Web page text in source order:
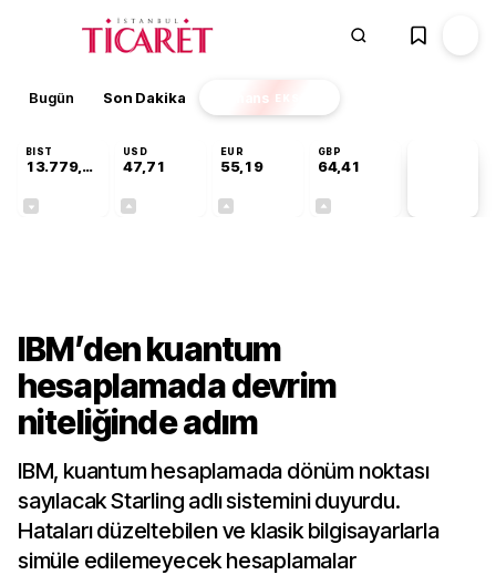
Bugün Son Dakika Finans EKSTRA
BIST
13.779,39
USD
47,71
EUR
55,19
GBP
64,41
IBM’den kuantum
hesaplamada devrim
niteliğinde adım
IBM, kuantum hesaplamada dönüm noktası
sayılacak Starling adlı sistemini duyurdu.
Hataları düzeltebilen ve klasik bilgisayarlarla
simüle edilemeyecek hesaplamalar